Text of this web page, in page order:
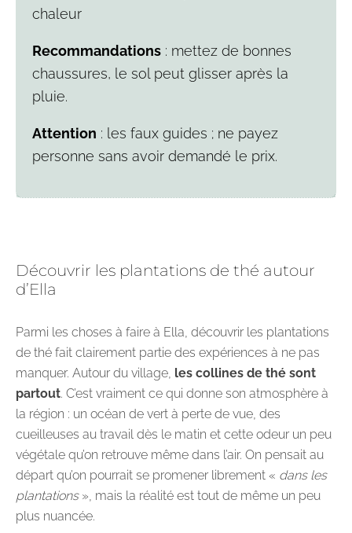
chaleur
Recommandations : mettez de bonnes
chaussures, le sol peut glisser après la
pluie.
Attention : les faux guides ; ne payez
personne sans avoir demandé le prix.
Découvrir les plantations de thé autour
d’Ella
Parmi les choses à faire à Ella, découvrir les plantations
de thé fait clairement partie des expériences à ne pas
manquer. Autour du village, les collines de thé sont
partout. C’est vraiment ce qui donne son atmosphère à
la région : un océan de vert à perte de vue, des
cueilleuses au travail dès le matin et cette odeur un peu
végétale qu’on retrouve même dans l’air. On pensait au
départ qu’on pourrait se promener librement « dans les
plantations », mais la réalité est tout de même un peu
plus nuancée.